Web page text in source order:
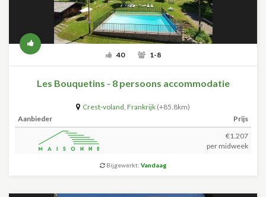
40 1-8
Les Bouquetins - 8 persoons accommodatie
Crest-voland, Frankrijk (+85.8km)
Aanbieder
Prijs
€1.207
per midweek
Bijgewerkt: Vandaag